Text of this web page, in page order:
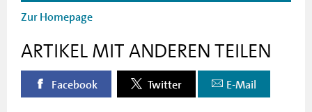
Zur Homepage
ARTIKEL MIT ANDEREN TEILEN
Facebook Twitter E-Mail